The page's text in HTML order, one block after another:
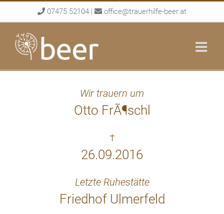
to
content
07475 52104 | office@trauerhilfe-beer.at
Wir trauern um
Otto FrÃ¶schl
†
26.09.2016
Letzte Ruhestätte
Friedhof Ulmerfeld